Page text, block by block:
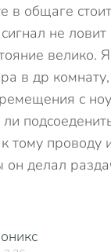
в общаге
не ловит
велико.
в др
с
тому проводу
он делал